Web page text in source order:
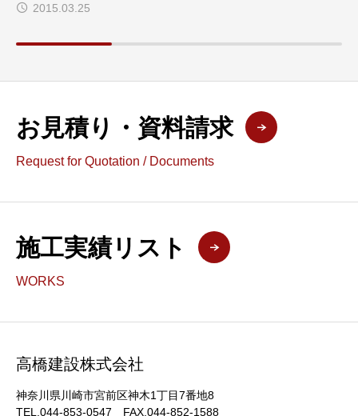
2015.03.25
お見積り・資料請求
Request for Quotation / Documents
施工実績リスト
WORKS
高橋建設株式会社
神奈川県川崎市宮前区神木1丁目7番地8
TEL.044-853-0547 FAX.044-852-1588